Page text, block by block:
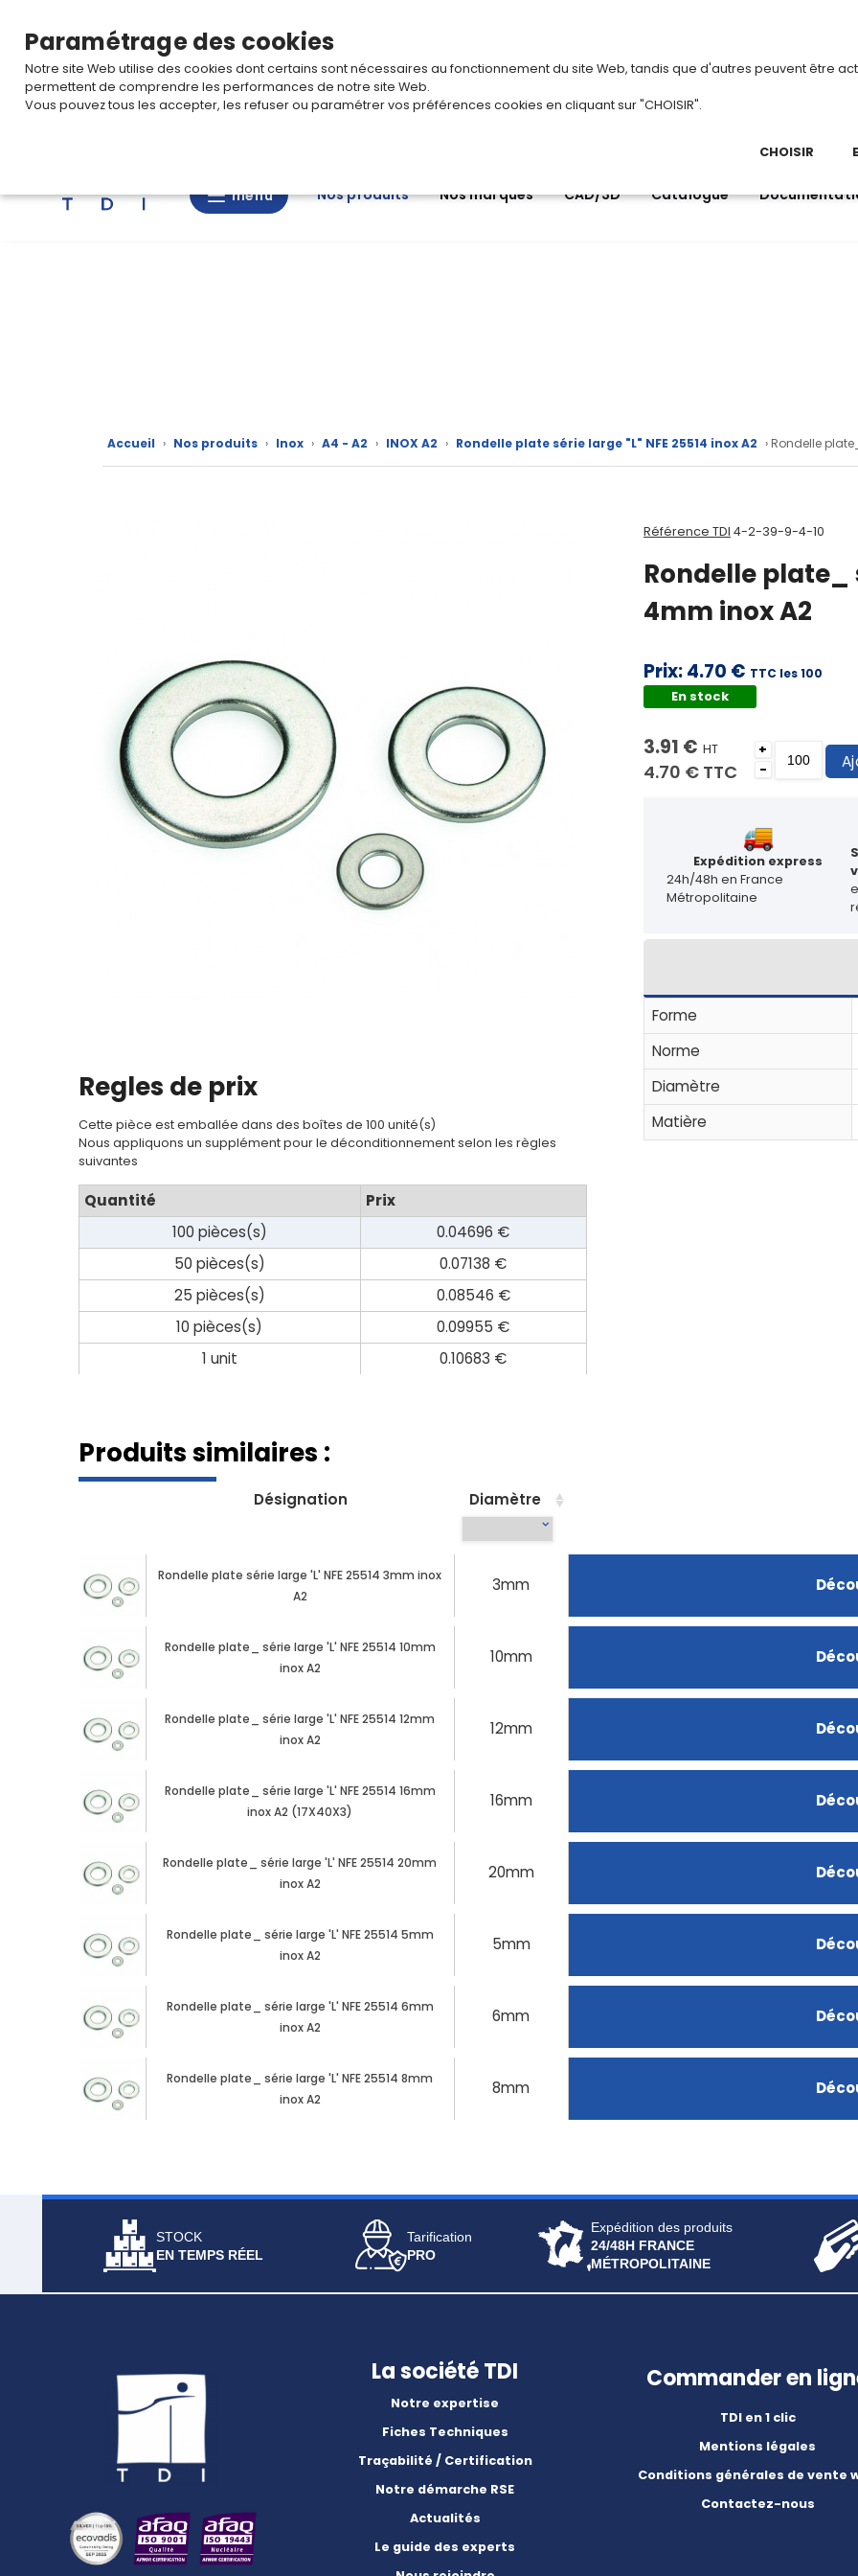
Du 3 au 28
marques
Contact
menu
menu Nos produits Nos marques CAD/3D Catalogue
Accueil › Nos produits › Inox › A4 - A2 › INOX A2 › Rondelle plate série large "L" NFE 25514 inox A2 › Rondelle
Regles de prix
Cette pièce est emballée dans des boîtes de 100 unité(s)
Nous appliquons un supplément pour le déconditionnement selon les règles
suivantes
Quantité
Prix
100 pièces(s)
0.04696 €
50 pièces(s)
0.07138 €
25 pièces(s)
0.08546 €
10 pièces(s)
0.09955 €
1 unit
0.10683 €
Référence TDI 4-2-39-9-4-10
Rondelle plate_
4mm inox A2
Prix:4.70 € TTC les 100
En stock
3.91 € HT
4.70 € TTC
+
-
Expédition express
24h/48h en France
Métropolitaine
Forme
Norme
Diamètre
Matière
Produits similaires :
Désignation Diamètre
Rondelle plate série large 'L' NFE 25514 3mm inox
A2
3mm
Rondelle plate_ série large 'L' NFE 25514 10mm
inox A2
10mm
Rondelle plate_ série large 'L' NFE 25514 12mm
inox A2
12mm
Rondelle plate_ série large 'L' NFE 25514 16mm
inox A2 (17X40X3)
16mm
Rondelle plate_ série large 'L' NFE 25514 20mm
inox A2
20mm
Rondelle plate_ série large 'L' NFE 25514 5mm
inox A2
5mm
Rondelle plate_ série large 'L' NFE 25514 6mm
inox A2
6mm
Rondelle plate_ série large 'L' NFE 25514 8mm
inox A2
8mm
STOCK
EN TEMPS RÉEL
Tarification
PRO
Expédition des produits
24/48H FRANCE
MÉTROPOLITAINE
La société TDI
Notre expertise
Fiches Techniques
Traçabilité / Certification
Notre démarche RSE
Actualités
Le guide des experts
Commander en
TDI en 1 clic
Mentions légales
Conditions générales de vente
Contactez-nous
Paramétrage des cookies
Notre site Web utilise des cookies dont certains sont nécessaires au fonctionnement du site Web, tandis que d'autres peuvent être
permettent de comprendre les performances de notre site Web.
Vous pouvez tous les accepter, les refuser ou paramétrer vos préférences cookies en cliquant sur "CHOISIR".
CHOISIR